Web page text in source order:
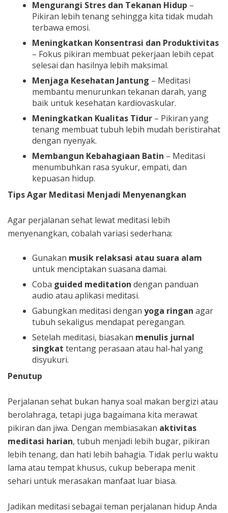
Mengurangi Stres dan Tekanan Hidup –
Pikiran lebih tenang sehingga kita tidak mudah
terbawa emosi.
Meningkatkan Konsentrasi dan Produktivitas
– Fokus pikiran membuat pekerjaan lebih cepat
selesai dan hasilnya lebih maksimal.
Menjaga Kesehatan Jantung – Meditasi
membantu menurunkan tekanan darah, yang
baik untuk kesehatan kardiovaskular.
Meningkatkan Kualitas Tidur – Pikiran yang
tenang membuat tubuh lebih mudah beristirahat
dengan nyenyak.
Membangun Kebahagiaan Batin – Meditasi
menumbuhkan rasa syukur, empati, dan
kepuasan hidup.
Tips Agar Meditasi Menjadi Menyenangkan
Agar perjalanan sehat lewat meditasi lebih
menyenangkan, cobalah variasi sederhana:
Gunakan musik relaksasi atau suara alam
untuk menciptakan suasana damai.
Coba guided meditation dengan panduan
audio atau aplikasi meditasi.
Gabungkan meditasi dengan yoga ringan agar
tubuh sekaligus mendapat peregangan.
Setelah meditasi, biasakan menulis jurnal
singkat tentang perasaan atau hal-hal yang
disyukuri.
Penutup
Perjalanan sehat bukan hanya soal makan bergizi atau
berolahraga, tetapi juga bagaimana kita merawat
pikiran dan jiwa. Dengan membiasakan aktivitas
meditasi harian, tubuh menjadi lebih bugar, pikiran
lebih tenang, dan hati lebih bahagia. Tidak perlu waktu
lama atau tempat khusus, cukup beberapa menit
sehari untuk merasakan manfaat luar biasa.
Jadikan meditasi sebagai teman perjalanan hidup Anda